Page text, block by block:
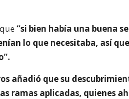
“si bien había una buena
lo que necesitaba, así
añadió que su
ramas aplicadas, quienes